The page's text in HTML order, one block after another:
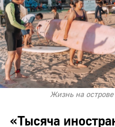
Жизнь на
«Тысяча